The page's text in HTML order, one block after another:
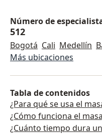
Número de
512
Bogotá Cali Medellín
Más ubicaciones
Tabla de contenidos
¿Para qué se usa el
¿Cómo funciona el
¿Cuánto tiempo dura